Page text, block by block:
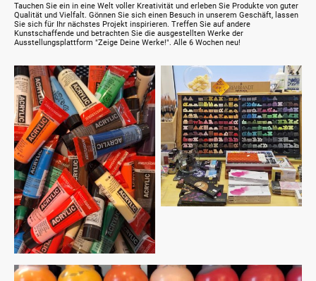
Tauchen Sie ein in eine Welt voller Kreativität und erleben Sie Produkte von guter
Qualität und Vielfalt. Gönnen Sie sich einen Besuch in unserem Geschäft, lassen
Sie sich für Ihr nächstes Projekt inspirieren. Treffen Sie auf andere
Kunstschaffende und betrachten Sie die ausgestellten Werke der
Ausstellungsplattform "Zeige Deine Werke!". Alle 6 Wochen neu!